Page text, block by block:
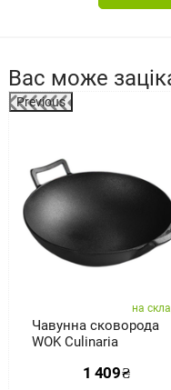
Вас може
Previous
на
Чавунна сковорода
WOK Culinaria
1 409₴